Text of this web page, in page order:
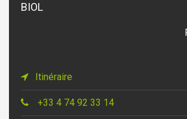
BIOL
Itinéraire
+33 4 74 92 33 14